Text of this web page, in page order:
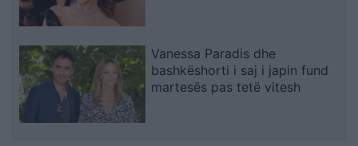
Vanessa Paradis dhe
bashkëshorti i saj i japin fund
martesës pas tetë vitesh